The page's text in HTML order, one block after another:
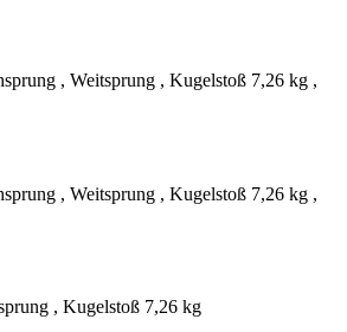
, Weitsprung , Kugelstoß 7,26 kg ,
, Weitsprung , Kugelstoß 7,26 kg ,
, Kugelstoß 7,26 kg